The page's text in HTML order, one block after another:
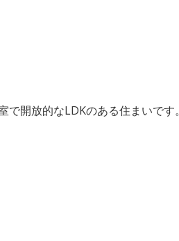
開放的なLDKのある住まいです。